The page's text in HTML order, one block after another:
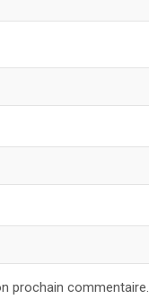
prochain commentaire.